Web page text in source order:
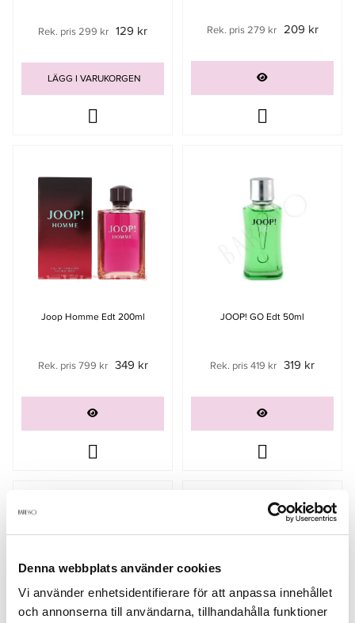
Denna webbplats använder cookies
Vi använder enhetsidentifierare för att anpassa innehållet
och annonserna till användarna, tillhandahålla funktioner
Rek. pris 299 kr 129 kr
LÄGG I VARUKORGEN
Rek. pris 279 kr 209 kr
Joop Homme Edt 200ml
Rek. pris 799 kr 349 kr
JOOP! GO Edt 50ml
Rek. pris 419 kr 319 kr